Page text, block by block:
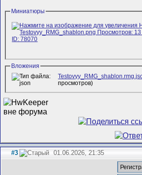
Миниатюры
Вложения
просмотров)
#3 01.06.2026, 21:35